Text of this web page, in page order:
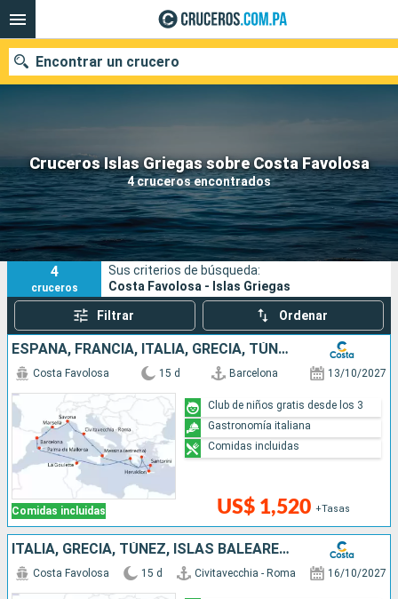
Cruceros Islas Griegas sobre Costa Favolosa
4 cruceros encontrados
Encontrar un crucero
Nuestros destinos
Fecha de salida
Puertos Compañías
Buscar
4
cruceros
Sus criterios de búsqueda:
Costa Favolosa - Islas Griegas
Filtrar Ordenar
ESPAÑA, FRANCIA, ITALIA, GRECIA, TÚNEZ, ISLAS BALEARES
Comidas incluidas
Costa Favolosa 15 d Barcelona 13/10/2027
US$ 1,520 +Tasas
Club de niños gratis desde los 3
Gastronomía italiana
Comidas incluidas
ITALIA, GRECIA, TÚNEZ, ISLAS BALEARES, ESPAÑA, FRANCIA
Costa Favolosa 15 d Civitavecchia - Roma 16/10/2027